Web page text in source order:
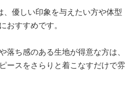
、優しい印象を与えたい方や体型
おすすめです。
落ち感のある生地が得意な方は、
ースをさらりと着こなすだけで雰